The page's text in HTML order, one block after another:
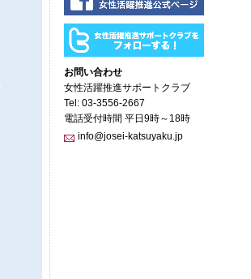
お問い合わせ
女性活躍推進サポートクラブ
Tel: 03-3556-2667
電話受付時間 平日9時～18時
info@josei-katsuyaku.jp